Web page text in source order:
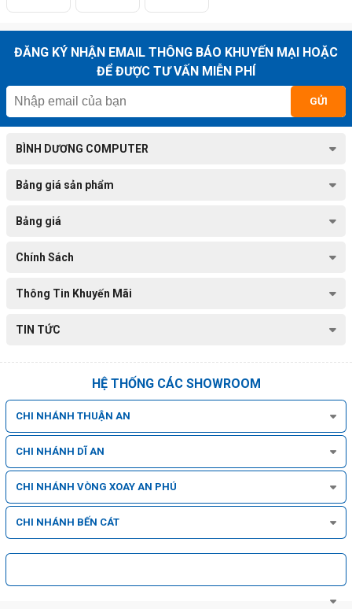
ĐĂNG KÝ NHẬN EMAIL THÔNG BÁO KHUYẾN MẠI HOẶC
ĐỂ ĐƯỢC TƯ VẤN MIỄN PHÍ
GỬI
BÌNH DƯƠNG COMPUTER
Bảng giá sản phẩm
Bảng giá
Chính Sách
Thông Tin Khuyến Mãi
TIN TỨC
HỆ THỐNG CÁC SHOWROOM
CHI NHÁNH THUẬN AN
CHI NHÁNH DĨ AN
CHI NHÁNH VÒNG XOAY AN PHÚ
CHI NHÁNH BẾN CÁT